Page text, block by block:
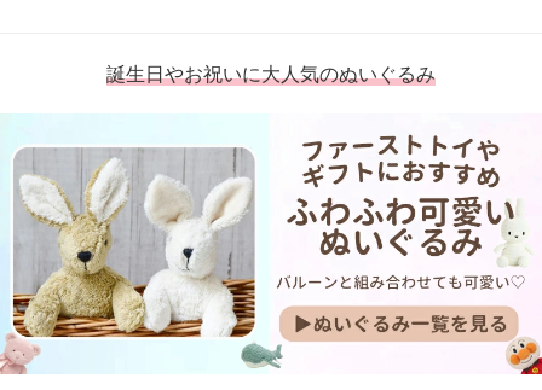
誕生日やお祝いに大人気のぬいぐるみ